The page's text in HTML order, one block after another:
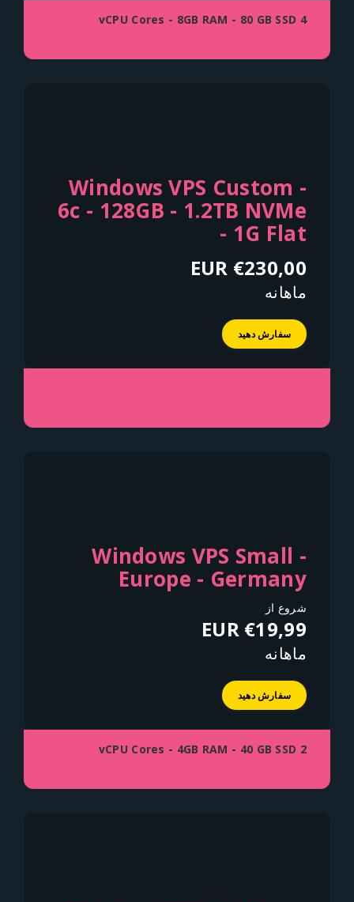
Windows VPS Custom -
6c - 128GB - 1.2TB NVMe
- 1G Flat
€230,00 EUR
ماهانه
سفارش دهید
Windows VPS Small -
Europe - Germany
شروع از
€19,99 EUR
ماهانه
سفارش دهید